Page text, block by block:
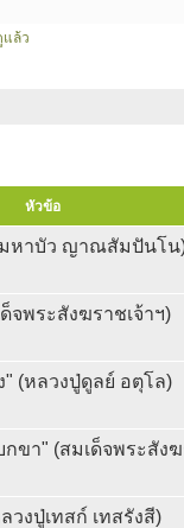
แล้ว
หัวข้อ
หาบัว ญาณสัมปันโน
จพระสังฆราชเจ้าฯ)
" (หลวงปู่ดูลย์ อตุโล)
ขา" (สมเด็จพระสังฆ
งปู่เทสก์ เทสรังสี)